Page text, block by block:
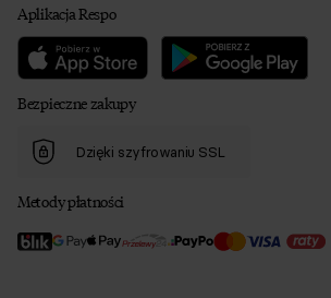
Aplikacja Respo
Bezpieczne zakupy
Dzięki szyfrowaniu SSL
Metody płatności